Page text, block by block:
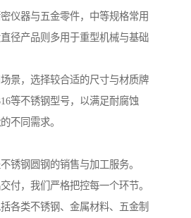
仪器与五金零件，中等规格常用
径产品则多用于重型机械与基础
景，选择较合适的尺寸与材质牌
等不锈钢型号，以满足耐腐蚀
不同需求。
锈钢圆钢的销售与加工服务。
付，我们严格把控每一个环节。
各类不锈钢、金属材料、五金制